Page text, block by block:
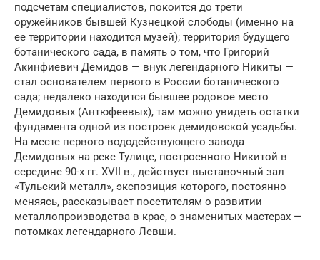
подсчетам специалистов, покоится до трети
оружейников бывшей Кузнецкой слободы (именно на
ее территории находится музей); территория будущего
ботанического сада, в память о том, что Григорий
Акинфиевич Демидов — внук легендарного Никиты —
стал основателем первого в России ботанического
сада; недалеко находится бывшее родовое место
Демидовых (Антюфеевых), там можно увидеть остатки
фундамента одной из построек демидовской усадьбы.
На месте первого вододействующего завода
Демидовых на реке Тулице, построенного Никитой в
середине 90-х гг. XVII в., действует выставочный зал
«Тульский металл», экспозиция которого, постоянно
меняясь, рассказывает посетителям о развитии
металлопроизводства в крае, о знаменитых мастерах —
потомках легендарного Левши.